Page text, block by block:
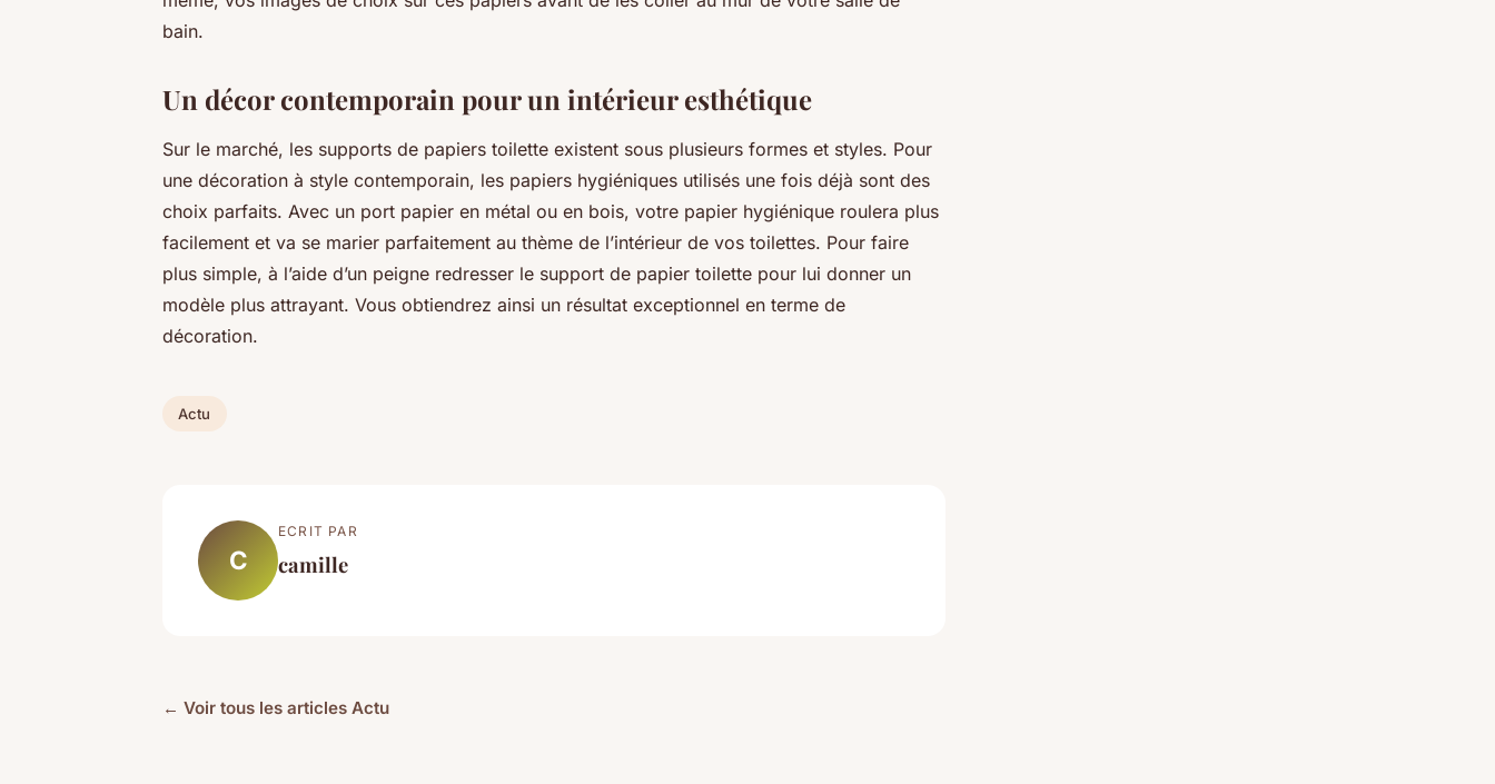
bain.
Un décor contemporain pour un intérieur esthétique
Sur le marché, les supports de papiers toilette existent sous plusieurs formes et styles. Pour
une décoration à style contemporain, les papiers hygiéniques utilisés une fois déjà sont des
choix parfaits. Avec un port papier en métal ou en bois, votre papier hygiénique roulera plus
facilement et va se marier parfaitement au thème de l’intérieur de vos toilettes. Pour faire
plus simple, à l’aide d’un peigne redresser le support de papier toilette pour lui donner un
modèle plus attrayant. Vous obtiendrez ainsi un résultat exceptionnel en terme de
décoration.
Actu
C
ECRIT PAR
camille
← Voir tous les articles Actu